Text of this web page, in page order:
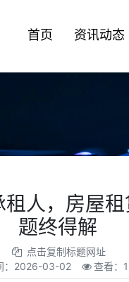
首页 资讯动态
租人，房屋
题终得解
点击复制标题网址
2026-03-02 查看：